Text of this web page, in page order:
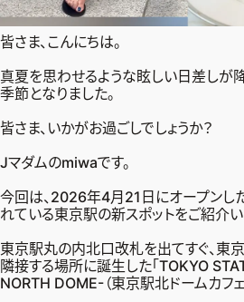
そしてエクラの美意識を、
JOIN
編集部から届くメール
会員限定プレゼントや特別イ
特典が満載
新規会員登録
皆さま、こんにちは。
真夏を思わせるような眩しい日差しが
季節となりました。
皆さま、いかがお過ごしでしょうか？
Jマダムのmiwaです。
今回は、2026年4月21日にオープンし
れている東京駅の新スポットをご紹介い
東京駅丸の内北口改札を出てすぐ、東
隣接する場所に誕生した「TOKYO
NORTH DOME-（東京駅北ドームカフェ